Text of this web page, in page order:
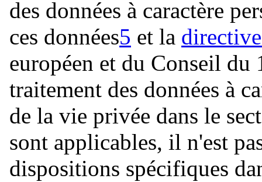
des données à caractère
ces données5 et la
européen et du Conseil du
traitement des données à
de la vie privée dans le
sont applicables, il n'est
dispositions spécifiques